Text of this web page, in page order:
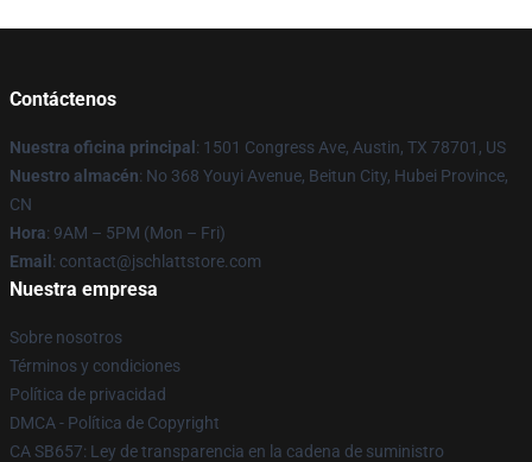
Contáctenos
Nuestra oficina principal : 1501 Congress Ave, Austin, TX 78701, US
Nuestro almacén: No 368 Youyi Avenue, Beitun City, Hubei Province,
CN
Hora: 9AM – 5PM (Mon – Fri)
Email : contact@jschlattstore.com
Nuestra empresa
Sobre nosotros
Términos y condiciones
Política de privacidad
DMCA - Política de Copyright
CA SB657: Ley de transparencia en la cadena de suministro